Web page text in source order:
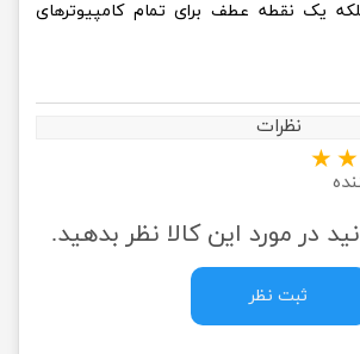
یک نقطه عطف برای تمام کامپیوترهای
نظرات
در مورد این کالا نظر بدهید.
ثبت نظر